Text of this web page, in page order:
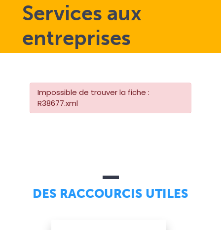
Services aux
entreprises
Impossible de trouver la fiche :
R38677.xml
DES RACCOURCIS UTILES